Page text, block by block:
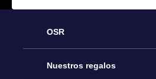
OSR
Atención
Nuestros regalos